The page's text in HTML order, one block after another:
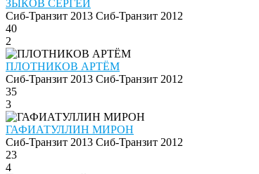
ЗЫКОВ СЕРГЕЙ
Сиб-Транзит 2013 Сиб-Транзит 2012
40
2
ПЛОТНИКОВ АРТЁМ
Сиб-Транзит 2013 Сиб-Транзит 2012
35
3
ГАФИАТУЛЛИН МИРОН
Сиб-Транзит 2013 Сиб-Транзит 2012
23
4